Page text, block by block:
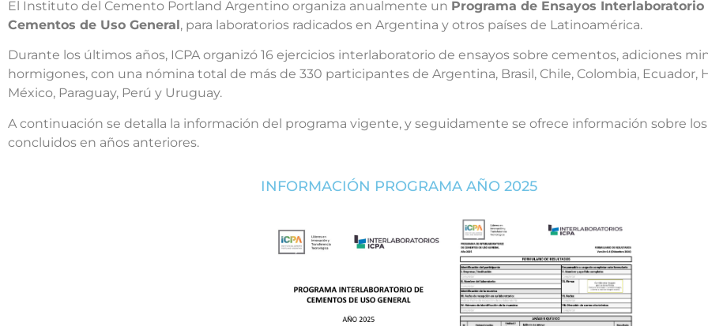
El Instituto del Cemento Portland Argentino organiza anualmente un Programa de Ensayos Interlaboratorio
Cementos de Uso General, para laboratorios radicados en Argentina y otros países de Latinoamérica.
Durante los últimos años, ICPA organizó 16 ejercicios interlaboratorio de ensayos sobre cementos, adiciones
hormigones, con una nómina total de más de 330 participantes de Argentina, Brasil, Chile, Colombia, Ecuador,
México, Paraguay, Perú y Uruguay.
A continuación se detalla la información del programa vigente, y seguidamente se ofrece información sobre
concluidos en años anteriores.
INFORMACIÓN PROGRAMA AÑO 2025